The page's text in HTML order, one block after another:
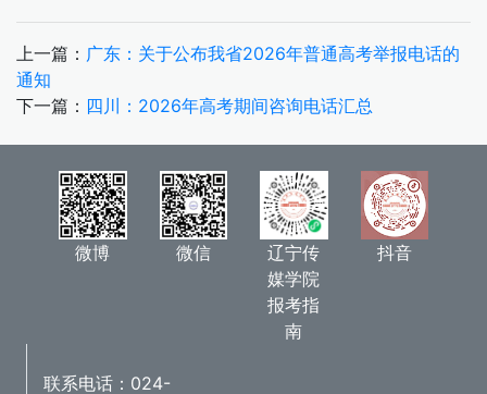
上一篇： 广东：关于公布我省2026年普通高考举报电话的
通知
下一篇： 四川：2026年高考期间咨询电话汇总
联系电话：024-
微博 微信
辽宁传
媒学院
报考指
南
抖音